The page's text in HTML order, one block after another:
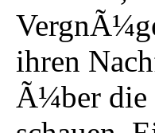
ihren
Ã¼ber die